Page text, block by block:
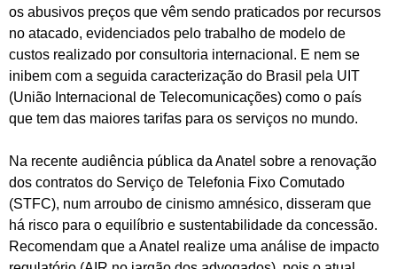
os abusivos preços que vêm sendo praticados por recursos
no atacado, evidenciados pelo trabalho de modelo de
custos realizado por consultoria internacional. E nem se
inibem com a seguida caracterização do Brasil pela UIT
(União Internacional de Telecomunicações) como o país
que tem das maiores tarifas para os serviços no mundo.
Na recente audiência pública da Anatel sobre a renovação
dos contratos do Serviço de Telefonia Fixo Comutado
(STFC), num arroubo de cinismo amnésico, disseram que
há risco para o equilíbrio e sustentabilidade da concessão.
Recomendam que a Anatel realize uma análise de impacto